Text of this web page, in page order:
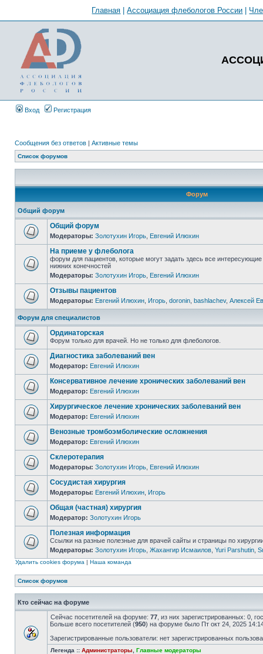
Главная |Ассоциация флебологов России
Вход Регистрация
Сообщения без ответов | Активные темы
Список форумов
Форум
Общий форум
Общий форум
Модераторы: Золотухин Игорь Евгений Илюхин
На приеме у флеболога
форум для пациентов, которые могут задать здесь все
нижних конечностей
Модераторы: Золотухин Игорь Евгений Илюхин
Отзывы пациентов
Модераторы: Евгений Илюхин Игорь doronin bashlachev, Алексей
Форум для специалистов
Ординаторская
Форум только для врачей. Но не только для флебологов.
Диагностика заболеваний вен
Модератор: Евгений Илюхин
Консервативное лечение хронических заболеваний вен
Модератор: Евгений Илюхин
Хирургическое лечение хронических заболеваний вен
Модератор: Евгений Илюхин
Венозные тромбоэмболические осложнения
Модератор: Евгений Илюхин
Склеротерапия
Модераторы: Золотухин Игорь Евгений Илюхин
Сосудистая хирургия
Модераторы: Евгений Илюхин Игорь
Общая (частная) хирургия
Модератор: Золотухин Игорь
Полезная информация
Ссылки на разные полезные для врачей сайты и страницы по
Модераторы: Золотухин Игорь Жахангир Исмаилов Yuri Parshutin
Удалить cookies форума | Наша команда
Список форумов
Кто сейчас на форуме
Сейчас посетителей на форуме: 77 , из них зарегистрированных: 0,
Больше всего посетителей (950) на форуме было Пт окт 24, 2025
Зарегистрированные пользователи: нет зарегистрированных
Легенда :: Администраторы Главные модераторы